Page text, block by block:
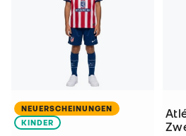
NEUERSCHEINUNGEN
KINDER